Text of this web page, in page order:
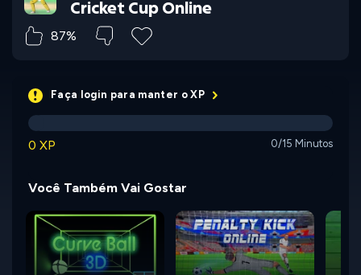
Cricket Cup Online
87%
Faça login para manter o XP
0 XP 0/15 Minutos
Você Também Vai Gostar